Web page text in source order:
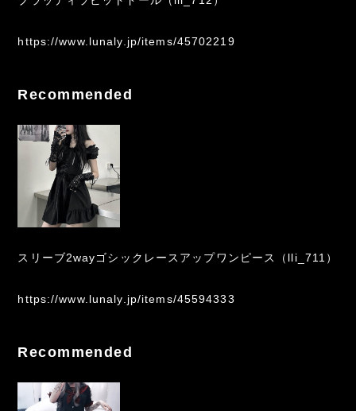
https://www.lunaly.jp/items/45702219
Recommended
スリーブ2wayゴシックレースアップワンピース（lli_711）
https://www.lunaly.jp/items/45594333
Recommended